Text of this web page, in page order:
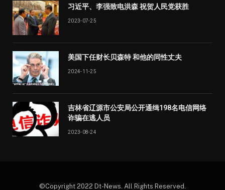
习近平、李强致电洪森 祝贺人民党获胜
2023-07-25
美国下任财长贝森特 和他的同性丈夫
2024-11-25
吉林省辽源市公安局公开通缉198名电信网络
诈骗在逃人员
2023-08-24
©Copyright 2022 Dt-News. All Rights Reserved.